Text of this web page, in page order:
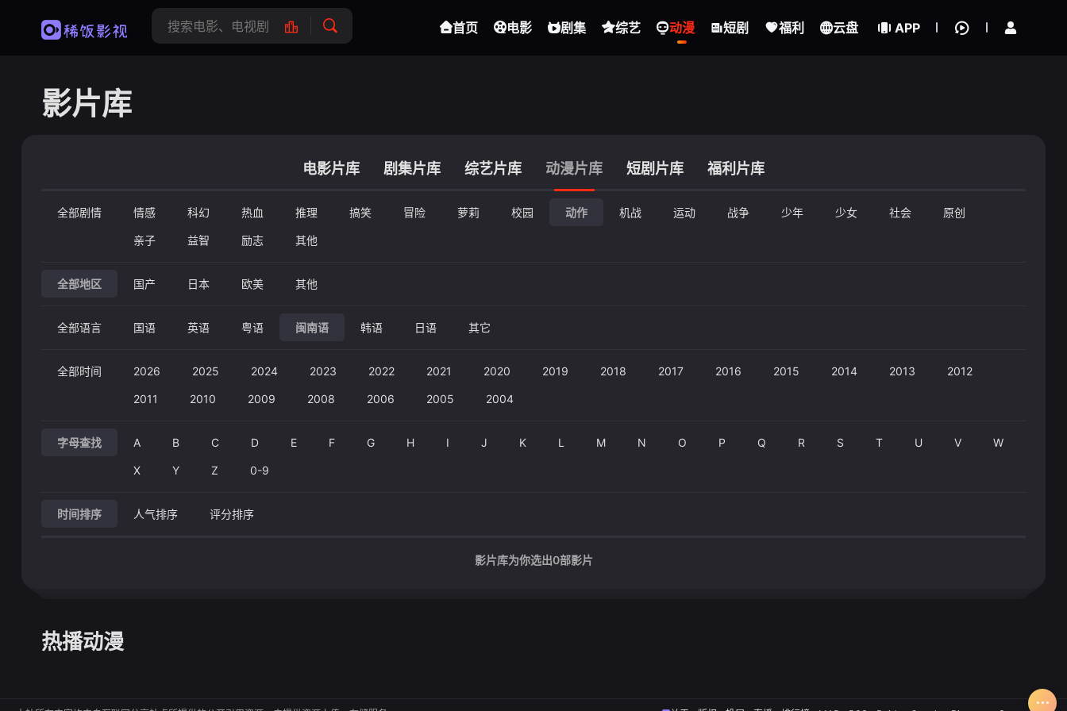
首页 电影 剧集 综艺 动漫 短剧 福利 云盘 APP
影片库
电影片库 剧集片库 综艺片库 动漫片库 短剧片库 福利片库
全部剧情 情感 科幻 热血 推理 搞笑 冒险 萝莉 校园 动作 机战 运动 战争 少年 少女 社会 原创
亲子 益智 励志 其他
全部地区 国产 日本 欧美 其他
全部语言 国语 英语 粤语 闽南语 韩语 日语 其它
全部时间 2026 2025 2024 2023 2022 2021 2020 2019 2018 2017 2016 2015 2014 2013 2012
2011 2010 2009 2008 2006 2005 2004
字母查找 A B C D E F G H I J K L M N O P Q R S T U V W
X Y Z 0-9
时间排序 人气排序 评分排序
影片库为你选出0部影片
热播动漫